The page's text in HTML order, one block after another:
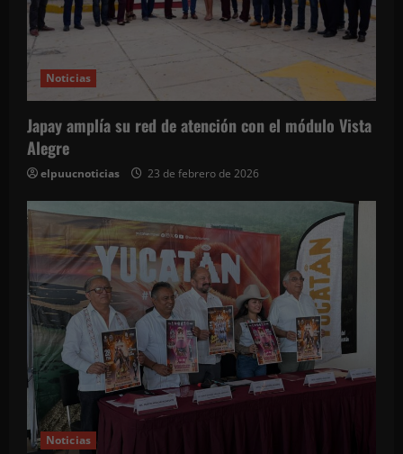
n
t
r
a
d
a
s
Noticias
Japay amplía su red de atención con el módulo Vista
Alegre
elpuucnoticias 23 de febrero de 2026
Noticias